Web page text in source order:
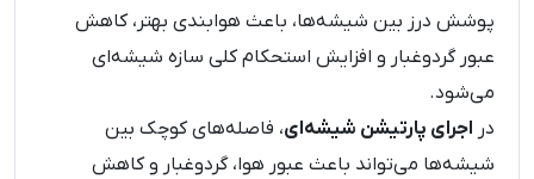
پوشش درز بین شیشه‌ها، باعث هوابندی بهتر، کاهش
عبور گردوغبار و افزایش استحکام کلی سازه شیشه‌ای
می‌شود.
در اجرای پارتیشن شیشه‌ای، فاصله‌های کوچک بین
شیشه‌ها می‌تواند باعث عبور هوا، گردوغبار و کاهش